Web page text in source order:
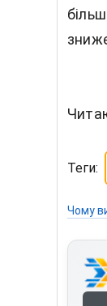
Теги:
Чому